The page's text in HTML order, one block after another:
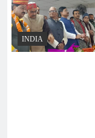
INDIA